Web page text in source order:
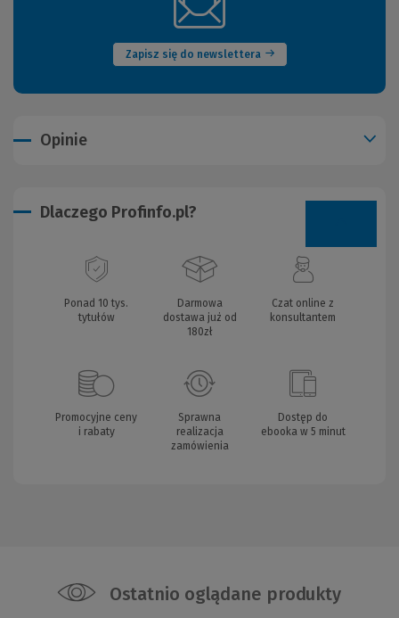
Zapisz się do newslettera
(Nowe
okno)
Opinie
Dlaczego Profinfo.pl?
Ponad 10 tys.
tytułów
Darmowa
dostawa już od
180zł
Czat online z
konsultantem
Promocyjne ceny
i rabaty
Sprawna
realizacja
zamówienia
Dostęp do
ebooka w 5 minut
Ostatnio oglądane produkty